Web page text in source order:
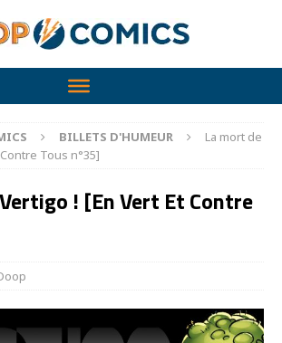
BILLETS D'HUMEUR
La mort de
Tous n°35]
! [En Vert Et Contre